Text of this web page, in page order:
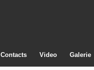
Contacts Video Galerie